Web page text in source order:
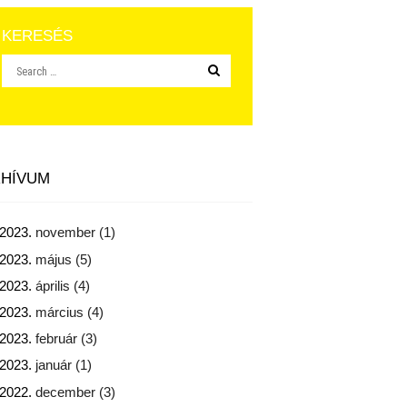
KERESÉS
2023. november (1)
2023. május (5)
2023. április (4)
2023. március (4)
2023. február (3)
2023. január (1)
2022. december (3)